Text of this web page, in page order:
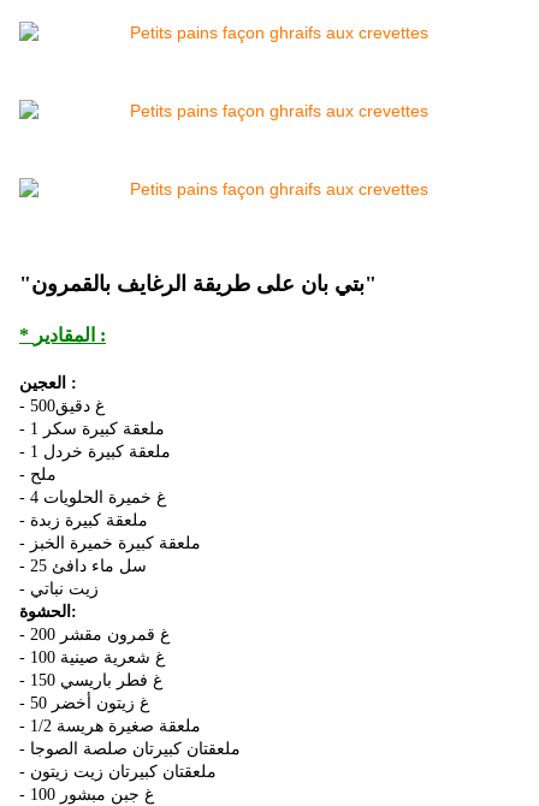
"بتي بان على طريقة الرغايف بالقمرون"
* المقادير :
العجين :
- 500غ دقيق
- 1 ملعقة كبيرة سكر
- 1 ملعقة كبيرة خردل
- ملح
- 4 غ خميرة الحلويات
- ملعقة كبيرة زبدة
- ملعقة كبيرة خميرة الخبز
- 25 سل ماء دافئ
- زيت نباتي
الحشوة:
- 200 غ قمرون مقشر
- 100 غ شعرية صينية
- 150 غ فطر باريسي
- 50 غ زيتون أخضر
- 1/2 ملعقة صغيرة هريسة
- ملعقتان كبيرتان صلصة الصوجا
- ملعقتان كبيرتان زيت زيتون
- 100 غ جبن مبشور